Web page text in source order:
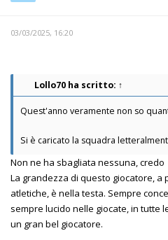
03/03/2025, 16:20
Lollo70 ha scritto: ↑
Quest'anno veramente non so
Si è caricato la squadra
Non ne ha sbagliata nessuna, credo
La grandezza di questo giocatore, a
atletiche, è nella testa. Sempre
sempre lucido nelle giocate, in tutte
un gran bel giocatore.